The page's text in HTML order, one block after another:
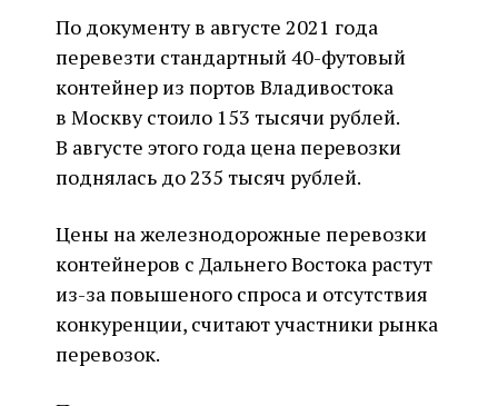
По документу в августе 2021 года
перевезти стандартный 40-футовый
контейнер из портов Владивостока
в Москву стоило 153 тысячи рублей.
В августе этого года цена перевозки
поднялась до 235 тысяч рублей.
Цены на железнодорожные перевозки
контейнеров с Дальнего Востока растут
из-за повышеного спроса и отсутствия
конкуренции, считают участники рынка
перевозок.